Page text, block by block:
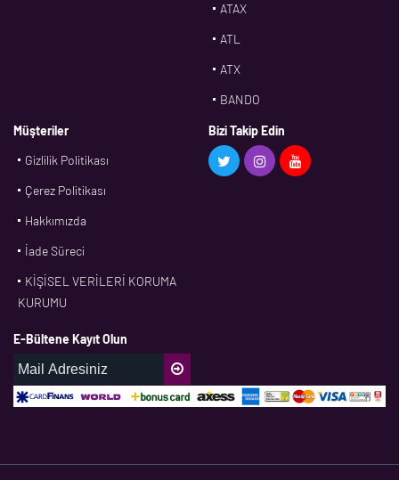
ATAX
ATL
ATX
BANDO
BMS
CDF
DPH
ECOPARTS
Müşteriler
Gizlilik Politikası
Çerez Politikası
Hakkımızda
İade Süreci
KİŞİSEL VERİLERİ KORUMA
KURUMU
Bizi Takip Edin
E-Bültene Kayıt Olun